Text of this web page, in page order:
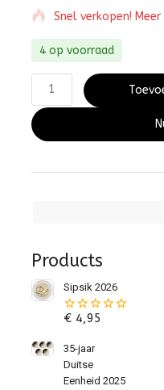
Products
Sipsik 2026
0
de
€4,95
35-jaar
Duitse
Eenheid 2025
Snel verkopen!
4 op voorraad